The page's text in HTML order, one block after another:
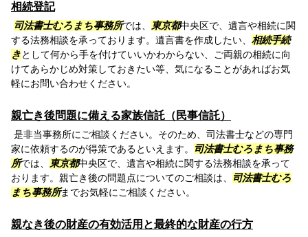
相続登記
司法書士むろまち事務所では、 東京都中央区で、遺言や相続に関
する法務相談を承っております。遺言書を作成したい、 相続手続
きとして何から手を付けていいかわからない、ご両親の相続に向
けてあらかじめ対策しておきたい等、気になることがあればお気
軽にお問い合わせください。
親亡き後問題に備える家族信託（民事信託）
是非当事務所にご相談ください。そのため、司法書士などの専門
家に依頼するのが得策であるといえます。
司法書士むろまち事務
所では、 東京都中央区で、遺言や相続に関する法務相談を承って
おります。親亡き後の問題点についてのご相談は、
司法書士むろ
まち事務所までお気軽にご相談ください。
親なき後の財産の有効活用と最終的な財産の行方